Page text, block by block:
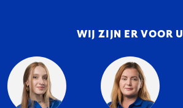
WIJ ZIJN ER VOOR U